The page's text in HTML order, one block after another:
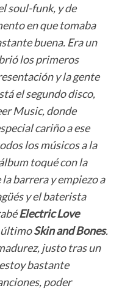
soul-funk, y de
en que tomaba
buena. Era un
los primeros
y la gente
el segundo disco,
Music, donde
cariño a ese
los músicos a la
toqué con la
barrera y empiezo a
y el baterista
Electric Love
últimoSkin and Bones.
justo tras un
bastante
poder